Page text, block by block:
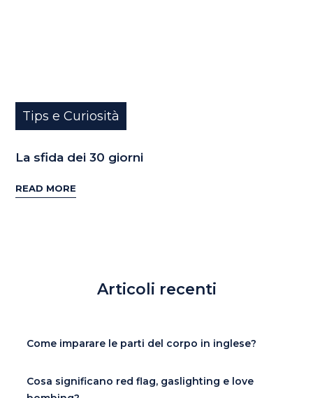
Tips e Curiosità
La sfida dei 30 giorni
READ MORE
Articoli recenti
Come imparare le parti del corpo in inglese?
Cosa significano red flag, gaslighting e love